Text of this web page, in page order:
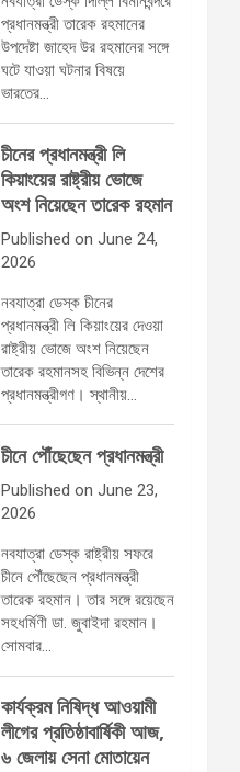
প্রধানমন্ত্রী তারেক রহমানের
উপদেষ্টা জাহেদ উর রহমানের সঙ্গে
ঘটে যাওয়া ঘটনার বিষয়ে
ভারতের…
চীনের প্রধানমন্ত্রী লি
কিয়াংয়ের রাষ্ট্রীয় ভোজে
অংশ নিয়েছেন তারেক রহমান
Published on June 24,
2026
নবযাত্রা ডেস্ক চীনের
প্রধানমন্ত্রী লি কিয়াংয়ের দেওয়া
রাষ্ট্রীয় ভোজে অংশ নিয়েছেন
তারেক রহমানসহ বিভিন্ন দেশের
প্রধানমন্ত্রীগণ। স্থানীয়…
চীনে পৌঁছেছেন প্রধানমন্ত্রী
Published on June 23,
2026
নবযাত্রা ডেস্ক রাষ্ট্রীয় সফরে
চীনে পৌঁছেছেন প্রধানমন্ত্রী
তারেক রহমান। তার সঙ্গে রয়েছেন
সহধর্মিণী ডা. জুবাইদা রহমান।
সোমবার…
কার্যক্রম নিষিদ্ধ আওয়ামী
লীগের প্রতিষ্ঠাবার্ষিকী আজ,
৬ জেলায় সেনা মোতায়েন